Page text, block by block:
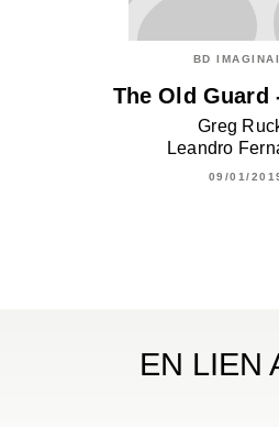
BD
The Old Guard
Greg
Leandro
09/01/
EN LIEN